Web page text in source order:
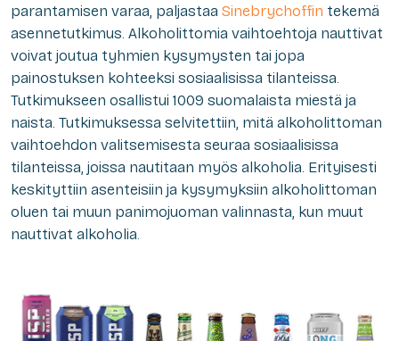
parantamisen varaa, paljastaa Sinebrychoffin tekemä
asennetutkimus. Alkoholittomia vaihtoehtoja nauttivat
voivat joutua tyhmien kysymysten tai jopa
painostuksen kohteeksi sosiaalisissa tilanteissa.
Tutkimukseen osallistui 1009 suomalaista miestä ja
naista. Tutkimuksessa selvitettiin, mitä alkoholittoman
vaihtoehdon valitsemisesta seuraa sosiaalisissa
tilanteissa, joissa nautitaan myös alkoholia. Erityisesti
keskityttiin asenteisiin ja kysymyksiin alkoholittoman
oluen tai muun panimojuoman valinnasta, kun muut
nauttivat alkoholia.